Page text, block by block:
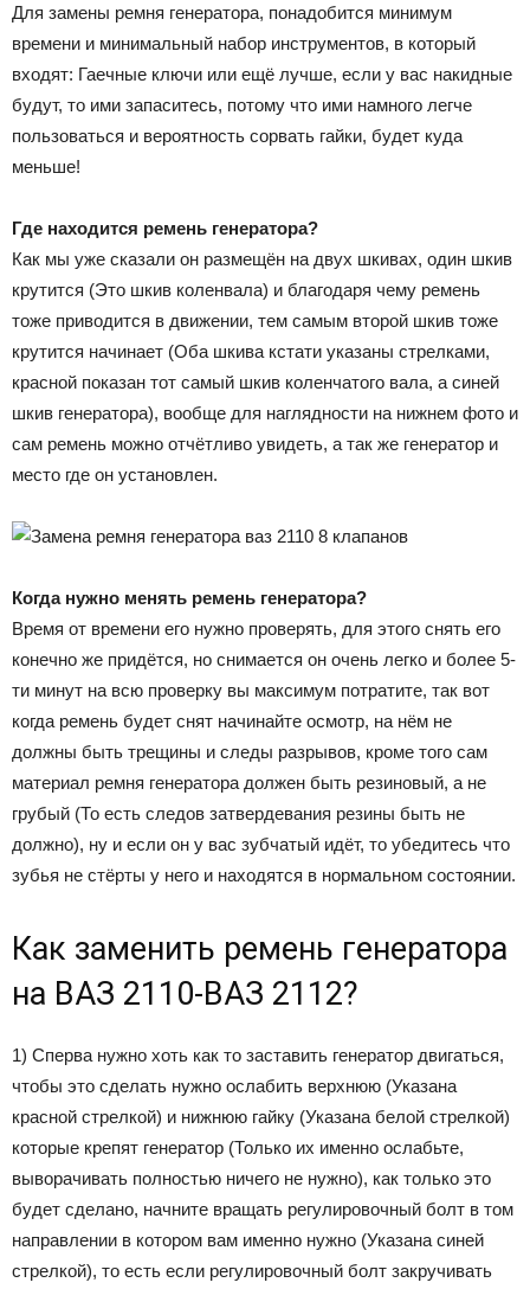
Для замены ремня генератора, понадобится минимум
времени и минимальный набор инструментов, в который
входят: Гаечные ключи или ещё лучше, если у вас накидные
будут, то ими запаситесь, потому что ими намного легче
пользоваться и вероятность сорвать гайки, будет куда
меньше!
Где находится ремень генератора?
Как мы уже сказали он размещён на двух шкивах, один шкив
крутится (Это шкив коленвала) и благодаря чему ремень
тоже приводится в движении, тем самым второй шкив тоже
крутится начинает (Оба шкива кстати указаны стрелками,
красной показан тот самый шкив коленчатого вала, а синей
шкив генератора), вообще для наглядности на нижнем фото и
сам ремень можно отчётливо увидеть, а так же генератор и
место где он установлен.
Когда нужно менять ремень генератора?
Время от времени его нужно проверять, для этого снять его
конечно же придётся, но снимается он очень легко и более 5-
ти минут на всю проверку вы максимум потратите, так вот
когда ремень будет снят начинайте осмотр, на нём не
должны быть трещины и следы разрывов, кроме того сам
материал ремня генератора должен быть резиновый, а не
грубый (То есть следов затвердевания резины быть не
должно), ну и если он у вас зубчатый идёт, то убедитесь что
зубья не стёрты у него и находятся в нормальном состоянии.
Как заменить ремень генератора
на ВАЗ 2110-ВАЗ 2112?
1) Сперва нужно хоть как то заставить генератор двигаться,
чтобы это сделать нужно ослабить верхнюю (Указана
красной стрелкой) и нижнюю гайку (Указана белой стрелкой)
которые крепят генератор (Только их именно ослабьте,
выворачивать полностью ничего не нужно), как только это
будет сделано, начните вращать регулировочный болт в том
направлении в котором вам именно нужно (Указана синей
стрелкой), то есть если регулировочный болт закручивать